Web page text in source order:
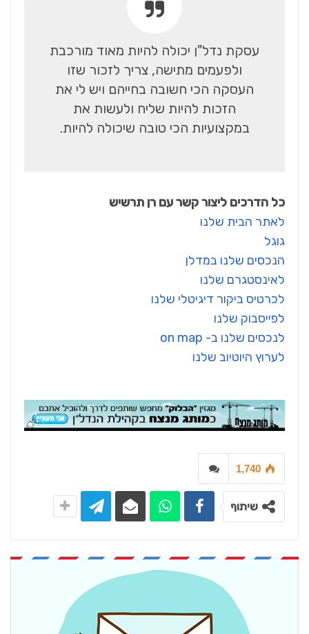
עסקת נדל"ן יכולה להיות מאוד מורכבת
ולפעמים מתישה, צריך לזכור שזו
העסקה הכי חשובה בחייהם ויש לי את
הזכות להיות שליח ולעשות את
במקצועיות הכי טובה שיכולה להיות.
כל הדרכים ליצור קשר עם רן תרשיש
לאתר הבית שלנו
גוגל
הנכסים שלנו במדלן
לאינסטגרם שלנו
לכרטיס ביקור דיגיטלי שלנו
לפייסבוק שלנו
לנכסים שלנו ב- on map
לערוץ היוטיוב שלנו
1,740
שיתוף